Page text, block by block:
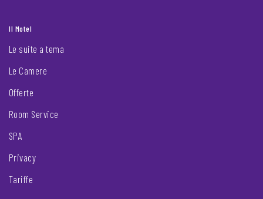
Il Motel
Le suite a tema
Le Camere
Offerte
Room Service
SPA
Privacy
Tariffe